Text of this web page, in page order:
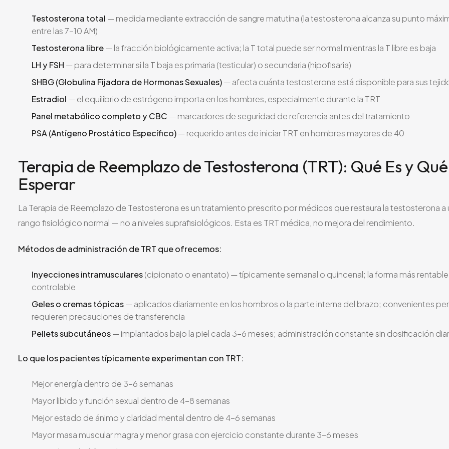
Testosterona total — medida mediante extracción de sangre matutina (la testosterona alcanza su punto
entre las 7-10 AM)
Testosterona libre— la fracción biológicamente activa; la T total puede ser normal mientras la T libre es baja
LH y FSH — para determinar si la T baja es primaria (testicular) o secundaria (hipofisaria)
SHBG (Globulina Fijadora de Hormonas Sexuales)— afecta cuánta testosterona está disponible para sus
Estradiol — el equilibrio de estrógeno importa en los hombres, especialmente durante la TRT
Panel metabólico completo y CBC — marcadores de seguridad de referencia antes del tratamiento
PSA (Antígeno Prostático Específico)— requerido antes de iniciar TRT en hombres mayores de 40
Terapia de Reemplazo de Testosterona (TRT): Qué Es y Qué
Esperar
La Terapia de Reemplazo de Testosterona es un tratamiento prescrito por médicos que restaura la testosterona a
rango fisiológico normal — no a niveles suprafisiológicos. Esta es TRT médica, no mejora del rendimiento.
Métodos de administración de TRT que ofrecemos:
Inyecciones intramusculares(cipionato o enantato) — típicamente semanal o quincenal; la forma más
controlable
Geles o cremas tópicas— aplicados diariamente en los hombros o la parte interna del brazo; convenientes
requieren precauciones de transferencia
Pellets subcutáneos— implantados bajo la piel cada 3-6 meses; administración constante sin dosificación
Lo que los pacientes típicamente experimentan con TRT:
Mejor energía dentro de 3-6 semanas
Mayor libido y función sexual dentro de 4-8 semanas
Mejor estado de ánimo y claridad mental dentro de 4-6 semanas
Mayor masa muscular magra y menor grasa con ejercicio constante durante 3-6 meses